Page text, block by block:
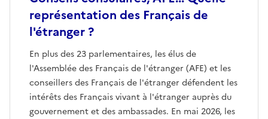
représentation des Français de
l'étranger ?
En plus des 23 parlementaires, les élus de
l'Assemblée des Français de l'étranger (AFE) et les
conseillers des Français de l'étranger défendent les
intérêts des Français vivant à l'étranger auprès du
gouvernement et des ambassades. En mai 2026, les